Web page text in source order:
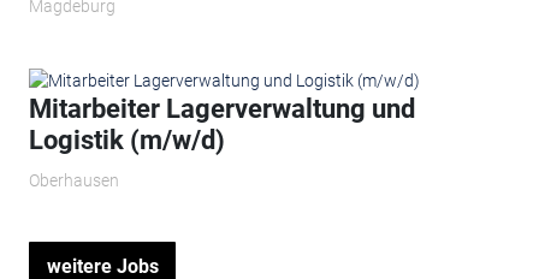
Magdeburg
Mitarbeiter Lagerverwaltung und
Logistik (m/w/d)
Oberhausen
weitere Jobs